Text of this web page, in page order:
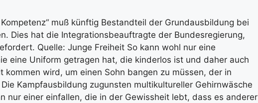
Kompetenz“ muß künftig Bestandteil der Grundausbildung bei
Dies hat die Integrationsbeauftragte der Bundesregierung,
Quelle: Junge Freiheit So kann wohl nur eine
eine Uniform getragen hat, die kinderlos ist und daher auch
kommen wird, um einen Sohn bangen zu müssen, der in
Kampfausbildung zugunsten multikultureller Gehirnwäsche
nur einer einfallen, die in der Gewissheit lebt, dass es anderer